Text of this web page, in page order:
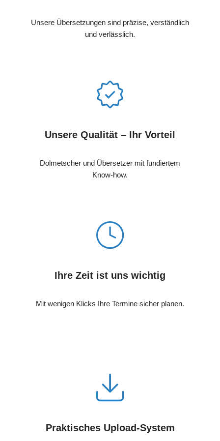
Unsere Übersetzungen sind präzise, verständlich
und verlässlich.
Unsere Qualität – Ihr Vorteil
Dolmetscher und Übersetzer mit fundiertem
Know-how.
Ihre Zeit ist uns wichtig
Mit wenigen Klicks Ihre Termine sicher planen.
Praktisches Upload-System